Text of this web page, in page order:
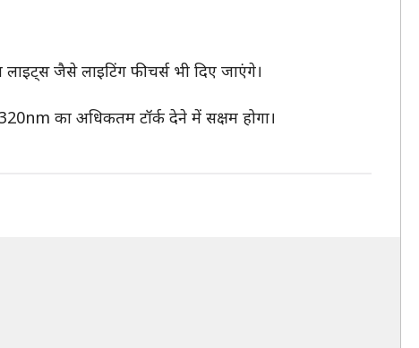
जैसे लाइटिंग फीचर्स भी दिए जाएंगे।
का अधिकतम टॉर्क देने में सक्षम होगा।